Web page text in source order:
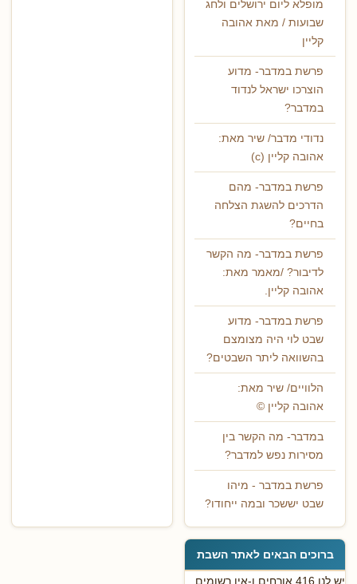
מופלא ליום ירושלים ולחג
שבועות / מאת אהובה
קליין
פרשת במדבר- מדוע
הוצרכו ישראל לנדוד
במדבר?
נדודי מדבר/ שיר מאת:
אהובה קליין (c)
פרשת במדבר- מהם
הדרכים להשגת הצלחה
בחיים?
פרשת במדבר- מה הקשר
לדיבור? /מאמר מאת:
אהובה קליין.
פרשת במדבר- מדוע
שבט לוי היה מצומצם
בהשוואה ליתר השבטים?
הלוויים/ שיר מאת:
אהובה קליין ©
במדבר- מה הקשר בין
מסירות נפש למדבר?
פרשת במדבר - מיהו
שבט יששכר ובמה ייחודו?
ברוכים הבאים לאתר השבת
יש לנו 416 אורחים ו-אין רשומים